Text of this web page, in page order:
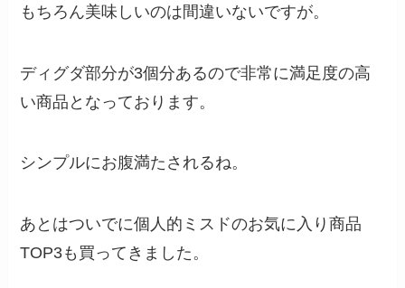
もちろん美味しいのは間違いないですが。
ディグダ部分が3個分あるので非常に満足度の高
い商品となっております。
シンプルにお腹満たされるね。
あとはついでに個人的ミスドのお気に入り商品
TOP3も買ってきました。